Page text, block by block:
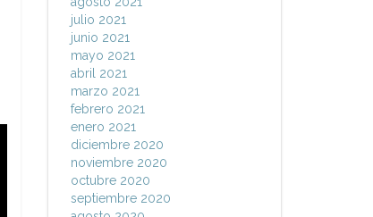
julio 2021
junio 2021
mayo 2021
abril 2021
marzo 2021
febrero 2021
enero 2021
diciembre 2020
noviembre 2020
octubre 2020
septiembre 2020